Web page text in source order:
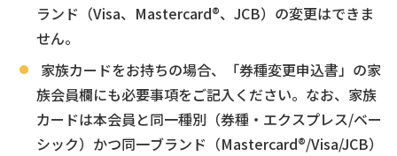
ランド（Visa、Mastercard®、JCB）の変更はできま
せん。
家族カードをお持ちの場合、「券種変更申込書」の家
族会員欄にも必要事項をご記入ください。なお、家族
カードは本会員と同一種別（券種・エクスプレス/ベー
シック）かつ同一ブランド（Mastercard®/Visa/JCB）